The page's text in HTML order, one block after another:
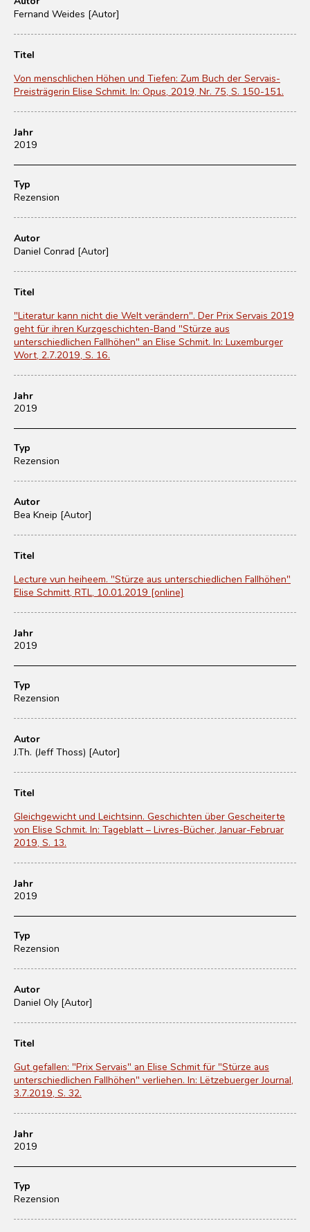
Fernand Weides [Autor]
Titel
Von menschlichen Höhen und Tiefen: Zum Buch der Servais-
Preisträgerin Elise Schmit. In: Opus, 2019, Nr. 75, S. 150-151.
Jahr
2019
Typ
Rezension
Autor
Daniel Conrad [Autor]
Titel
"Literatur kann nicht die Welt verändern". Der Prix Servais 2019
geht für ihren Kurzgeschichten-Band "Stürze aus
unterschiedlichen Fallhöhen" an Elise Schmit. In: Luxemburger
Wort, 2.7.2019, S. 16.
Jahr
2019
Typ
Rezension
Autor
Bea Kneip [Autor]
Titel
Lecture vun heiheem. "Stürze aus unterschiedlichen Fallhöhen"
Elise Schmitt, RTL, 10.01.2019 [online]
Jahr
2019
Typ
Rezension
Autor
J.Th. (Jeff Thoss) [Autor]
Titel
Gleichgewicht und Leichtsinn. Geschichten über Gescheiterte
von Elise Schmit. In: Tageblatt – Livres-Bücher, Januar-Februar
2019, S. 13.
Jahr
2019
Typ
Rezension
Autor
Daniel Oly [Autor]
Titel
Gut gefallen: "Prix Servais" an Elise Schmit für "Stürze aus
unterschiedlichen Fallhöhen" verliehen. In: Lëtzebuerger Journal,
3.7.2019, S. 32.
Jahr
2019
Typ
Rezension